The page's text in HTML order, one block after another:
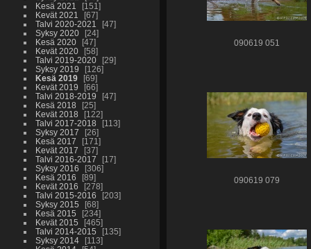
Kesä 2021
151
Kevät 2021
67
Talvi 2020-2021
47
Syksy 2020
24
Kesä 2020
47
Kevät 2020
58
Talvi 2019-2020
29
Syksy 2019
126
Kesä 2019
69
Kevät 2019
66
Talvi 2018-2019
47
Kesä 2018
25
Kevät 2018
122
Talvi 2017-2018
113
Syksy 2017
26
Kesä 2017
171
Kevät 2017
37
Talvi 2016-2017
17
Syksy 2016
306
Kesä 2016
89
Kevät 2016
278
Talvi 2015-2016
203
Syksy 2015
68
Kesä 2015
234
Kevät 2015
465
Talvi 2014-2015
135
Syksy 2014
113
090619 051
090619 079